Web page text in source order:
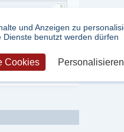
teilen
und Anzeigen zu
benutzt werden dürfen
Cookies Personalisieren